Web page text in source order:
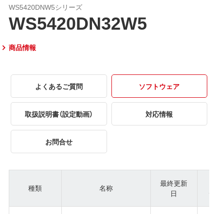
WS5420DNW5シリーズ
WS5420DN32W5
商品情報
よくあるご質問 ソフトウェア
取扱説明書（設定動画） 対応情報
お問合せ
種類 名称
最終更新
日
ジ